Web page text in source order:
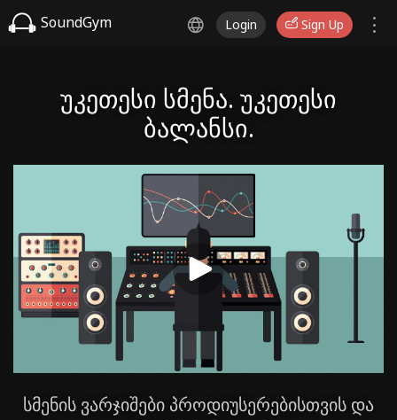
SoundGym Login Sign Up
უკეთესი სმენა. უკეთესი
ბალანსი.
სმენის ვარჯიშები პროდიუსერებისთვის და